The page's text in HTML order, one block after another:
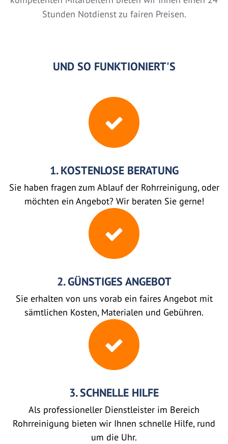
Stunden Notdienst zu fairen Preisen.
UND SO FUNKTIONIERT'S
1. KOSTENLOSE BERATUNG
Sie haben fragen zum Ablauf der Rohrreinigung, oder
möchten ein Angebot? Wir beraten Sie gerne!
2. GÜNSTIGES ANGEBOT
Sie erhalten von uns vorab ein faires Angebot mit
sämtlichen Kosten, Materialen und Gebühren.
3. SCHNELLE HILFE
Als professioneller Dienstleister im Bereich
Rohrreinigung bieten wir Ihnen schnelle Hilfe, rund
um die Uhr.